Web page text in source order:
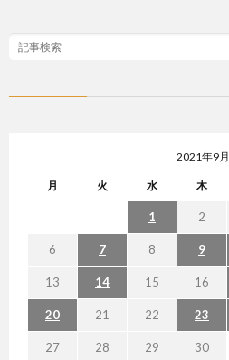
2021年9月
月 火 水 木
1 2
6 7 8 9
13 14 15 16
20 21 22 23
27 28 29
30